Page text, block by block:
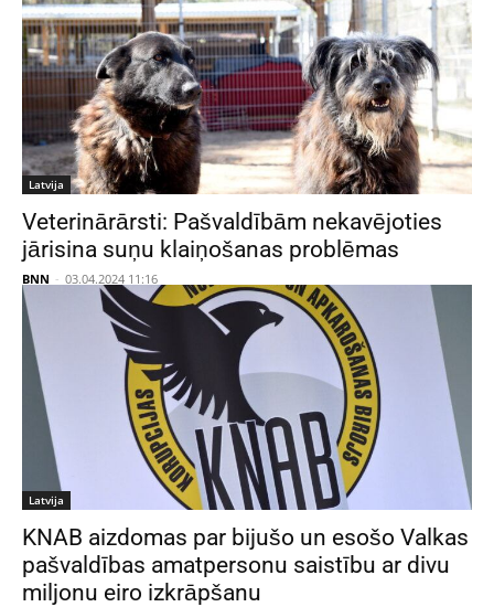
Latvija
Veterinārārsti: Pašvaldībām nekavējoties
jārisina suņu klaiņošanas problēmas
BNN - 03.04.2024 11:16
Latvija
KNAB aizdomas par bijušo un esošo Valkas
pašvaldības amatpersonu saistību ar divu
miljonu eiro izkrāpšanu